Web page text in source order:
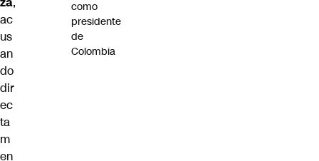
ac
us
an
do
dir
ec
ta
m
en
como
presidente
de
Colombia